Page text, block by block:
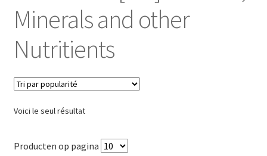
Minerals and other
Nutritients
Voici le seul résultat
Producten op pagina